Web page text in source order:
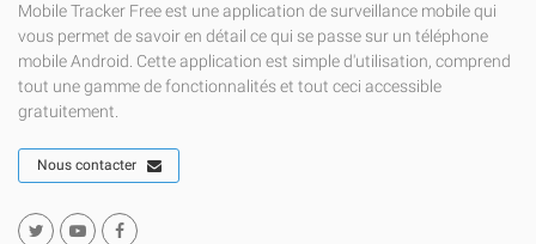
Mobile Tracker Free est une application de surveillance mobile qui
vous permet de savoir en détail ce qui se passe sur un téléphone
mobile Android. Cette application est simple d'utilisation, comprend
tout une gamme de fonctionnalités et tout ceci accessible
gratuitement.
Nous contacter